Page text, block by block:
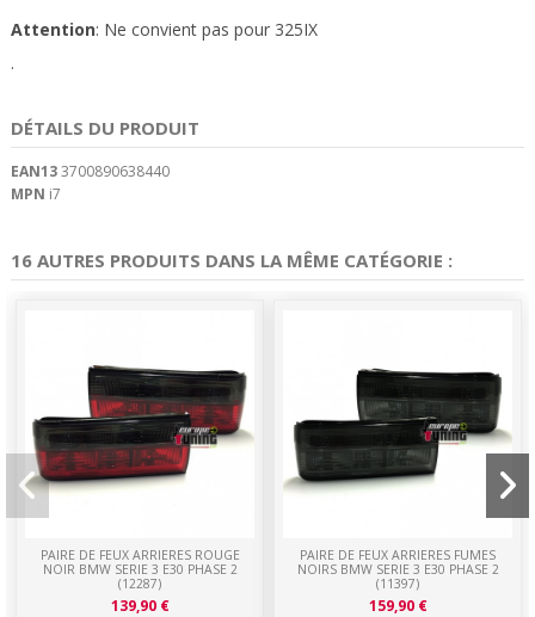
Attention: Ne convient pas pour 325IX
.
DÉTAILS DU PRODUIT
EAN133700890638440
MPN i7
16 AUTRES PRODUITS DANS LA MÊME CATÉGORIE :
PAIRE DE FEUX ARRIERES ROUGE
NOIR BMW SERIE 3 E30 PHASE 2
(12287)
139,90 €
PAIRE DE FEUX ARRIERES FUMES
NOIRS BMW SERIE 3 E30 PHASE 2
(11397)
159,90 €